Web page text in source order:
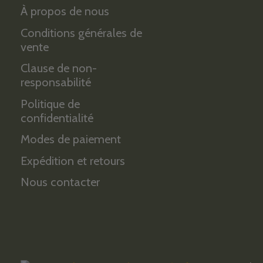
À propos de nous
Conditions générales de
vente
Clause de non-
responsabilité
Politique de
confidentialité
Modes de paiement
Expédition et retours
Nous contacter